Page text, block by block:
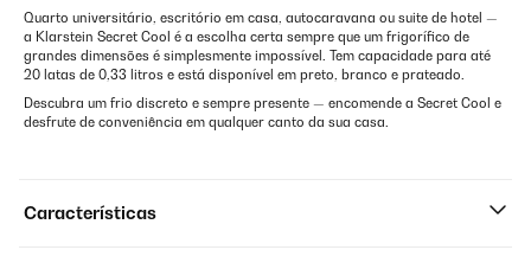
Quarto universitário, escritório em casa, autocaravana ou suite de hotel —
a Klarstein Secret Cool é a escolha certa sempre que um frigorífico de
grandes dimensões é simplesmente impossível. Tem capacidade para até
20 latas de 0,33 litros e está disponível em preto, branco e prateado.
Descubra um frio discreto e sempre presente — encomende a Secret Cool e
desfrute de conveniência em qualquer canto da sua casa.
Características